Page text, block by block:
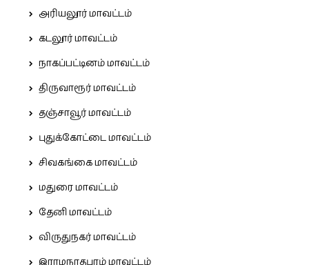
அரியலூர் மாவட்டம்
கடலூர் மாவட்டம்
நாகப்பட்டினம் மாவட்டம்
திருவாரூர் மாவட்டம்
தஞ்சாவூர் மாவட்டம்
புதுக்கோட்டை மாவட்டம்
சிவகங்கை மாவட்டம்
மதுரை மாவட்டம்
தேனி மாவட்டம்
விருதுநகர் மாவட்டம்